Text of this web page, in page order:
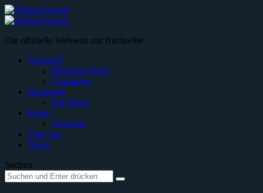
Menü
Suche
Die offizielle Webseite zur Buchreihe
Neu hier?
Haunting Heart
Charaktere
Buchreihe
Für Eltern
Kurse
Übungen
Über uns
News
Suchen
Suche
nach:
Suche